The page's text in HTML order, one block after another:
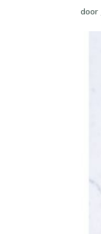
door